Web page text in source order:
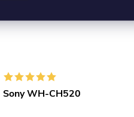
Sony WH-CH520